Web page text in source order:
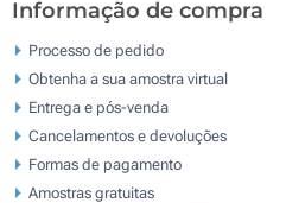
Informação de compra
Processo de pedido
Obtenha a sua amostra virtual
Entrega e pós-venda
Cancelamentos e devoluções
Formas de pagamento
Amostras gratuitas